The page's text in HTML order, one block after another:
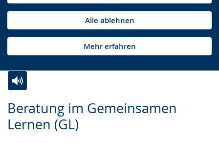
Alle ablehnen
Mehr erfahren
Beratung im Gemeinsamen
Lernen (GL)
Leichten
Sprache
Audio-
Unterstützung.
Video
in